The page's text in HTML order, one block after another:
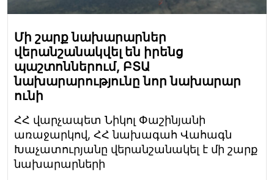
Մի շարք նախարարներ
վերանշանակվել են իրենց
պաշտոններում, ԲՏԱ
նախարարությունը նոր նախարար
ունի
ՀՀ վարչապետ Նիկոլ Փաշինյանի
առաջարկով, ՀՀ նախագահ Վահագն
Խաչատուրյանը վերանշանակել է մի շարք
նախարարների